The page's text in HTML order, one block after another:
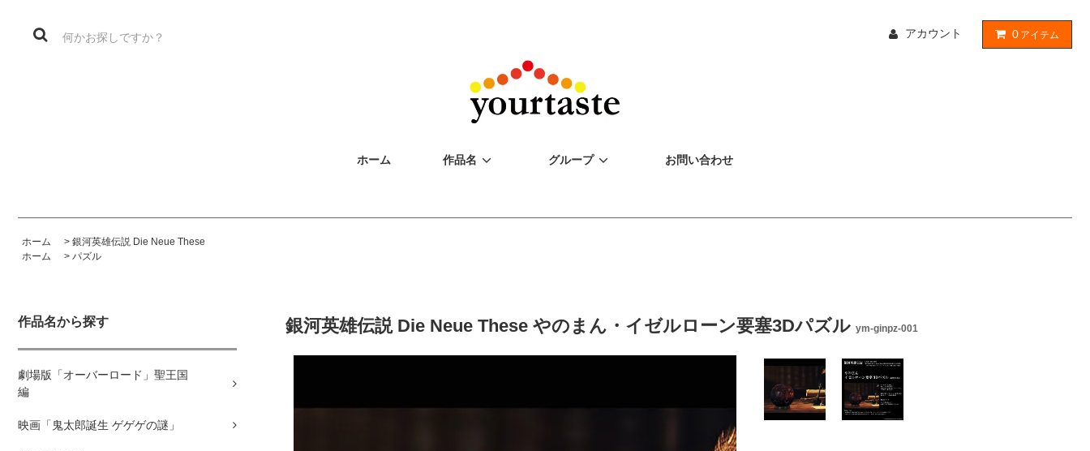
アカウント 0 アイテム
ホーム 作品名 グループ お問い合わせ
ホーム > 銀河英雄伝説 Die Neue These
ホーム
> パズル
作品名から探す
劇場版「オーバーロード」聖王国
編
映画「鬼太郎誕生 ゲゲゲの謎」
銀河英雄伝説 Die Neue These やのまん・イゼルローン要塞3Dパズル ym-ginpz-001